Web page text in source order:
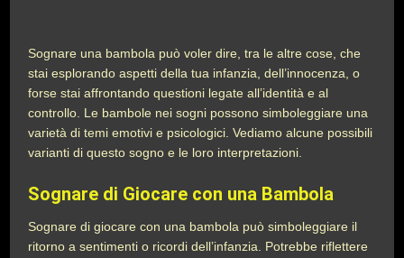
Sognare una bambola può voler dire, tra le altre cose, che
stai esplorando aspetti della tua infanzia, dell’innocenza, o
forse stai affrontando questioni legate all’identità e al
controllo. Le bambole nei sogni possono simboleggiare una
varietà di temi emotivi e psicologici. Vediamo alcune possibili
varianti di questo sogno e le loro interpretazioni.
Sognare di Giocare con una Bambola
Sognare di giocare con una bambola può simboleggiare il
ritorno a sentimenti o ricordi dell’infanzia. Potrebbe riflettere